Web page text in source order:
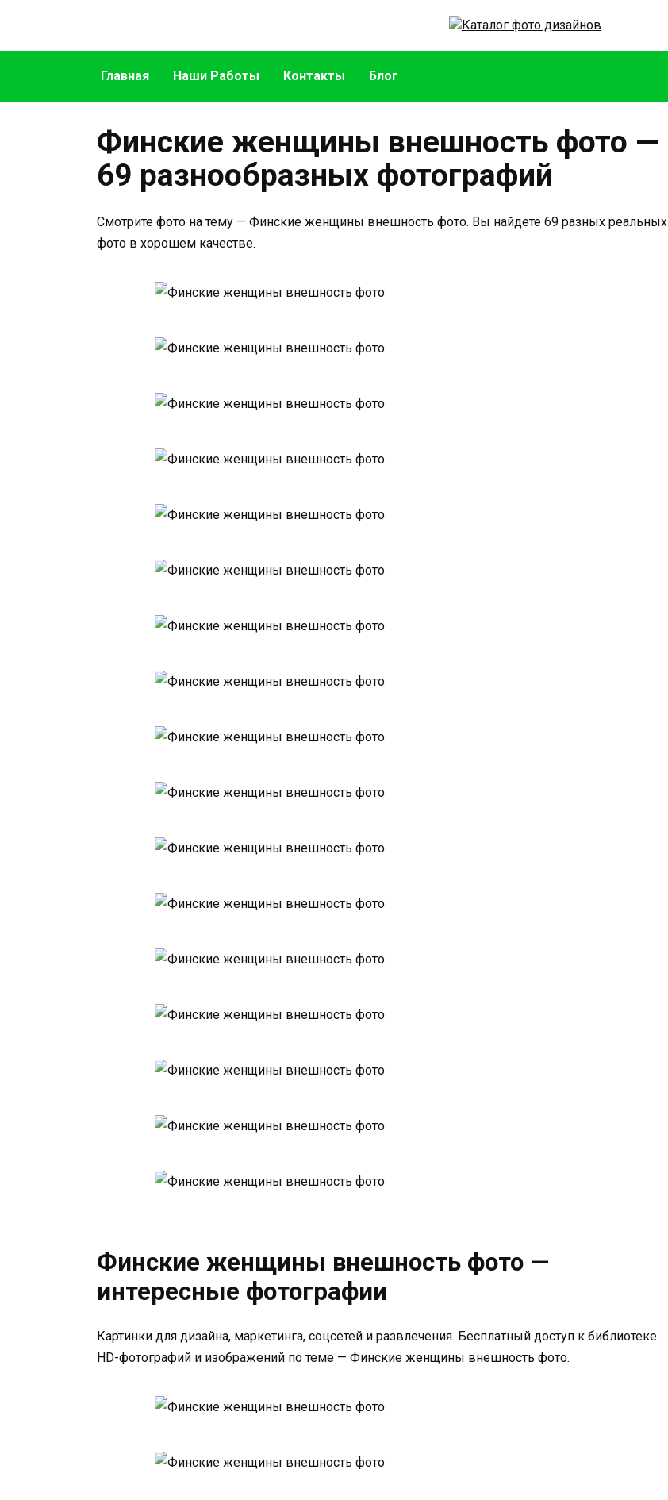
Главная
Наши Работы Контакты Блог
Финские женщины внешность фото —
69 разнообразных фотографий
Смотрите фото на тему — Финские женщины внешность фото. Вы найдете 69 разных реальных
фото в хорошем качестве.
Финские женщины внешность фото —
интересные фотографии
Картинки для дизайна, маркетинга, соцсетей и развлечения. Бесплатный доступ к библиотеке
HD-фотографий и изображений по теме — Финские женщины внешность фото.